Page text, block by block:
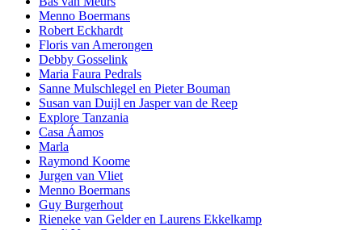
Menno Boermans
Robert Eckhardt
Floris van Amerongen
Debby Gosselink
Maria Faura Pedrals
Sanne Mulschlegel en Pieter Bouman
Susan van Duijl en Jasper van de Reep
Explore Tanzania
Casa Áamos
Marla
Raymond Koome
Jurgen van Vliet
Menno Boermans
Guy Burgerhout
Rieneke van Gelder en Laurens Ekkelkamp